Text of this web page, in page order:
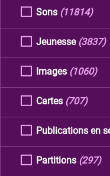
Sons (11814)
Jeunesse (3837)
Images (1060)
Cartes (707)
Publications en
Partitions (297)